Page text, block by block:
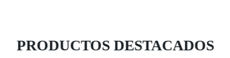
PRODUCTOS DESTACADOS